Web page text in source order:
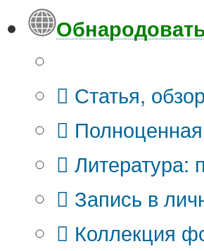
Статья,
Литература:
Запись в
Коллекция